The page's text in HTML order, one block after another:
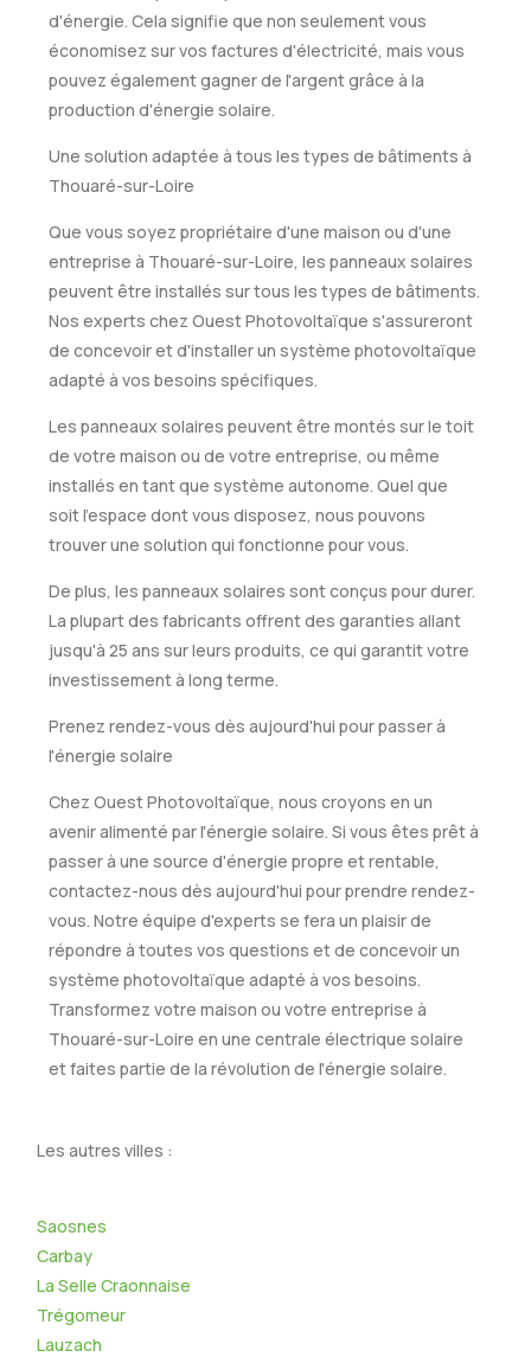
d'énergie. Cela signifie que non seulement vous
économisez sur vos factures d'électricité, mais vous
pouvez également gagner de l'argent grâce à la
production d'énergie solaire.
Une solution adaptée à tous les types de bâtiments à
Thouaré-sur-Loire
Que vous soyez propriétaire d'une maison ou d'une
entreprise à Thouaré-sur-Loire, les panneaux solaires
peuvent être installés sur tous les types de bâtiments.
Nos experts chez Ouest Photovoltaïque s'assureront
de concevoir et d'installer un système photovoltaïque
adapté à vos besoins spécifiques.
Les panneaux solaires peuvent être montés sur le toit
de votre maison ou de votre entreprise, ou même
installés en tant que système autonome. Quel que
soit l'espace dont vous disposez, nous pouvons
trouver une solution qui fonctionne pour vous.
De plus, les panneaux solaires sont conçus pour durer.
La plupart des fabricants offrent des garanties allant
jusqu'à 25 ans sur leurs produits, ce qui garantit votre
investissement à long terme.
Prenez rendez-vous dès aujourd'hui pour passer à
l'énergie solaire
Chez Ouest Photovoltaïque, nous croyons en un
avenir alimenté par l'énergie solaire. Si vous êtes prêt à
passer à une source d'énergie propre et rentable,
contactez-nous dès aujourd'hui pour prendre rendez-
vous. Notre équipe d'experts se fera un plaisir de
répondre à toutes vos questions et de concevoir un
système photovoltaïque adapté à vos besoins.
Transformez votre maison ou votre entreprise à
Thouaré-sur-Loire en une centrale électrique solaire
et faites partie de la révolution de l'énergie solaire.
Les autres villes :
Saosnes
Carbay
La Selle Craonnaise
Trégomeur
Lauzach